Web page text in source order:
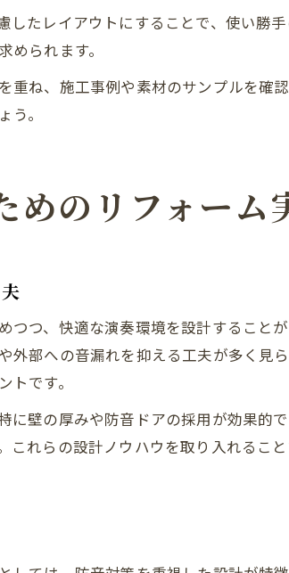
したレイアウトにすることで、使い勝
られます。
ね、施工事例や素材のサンプルを確
。
めのリフォーム
つ、快適な演奏環境を設計すること
部への音漏れを抑える工夫が多く見
です。
壁の厚みや防音ドアの採用が効果的
れらの設計ノウハウを取り入れるこ